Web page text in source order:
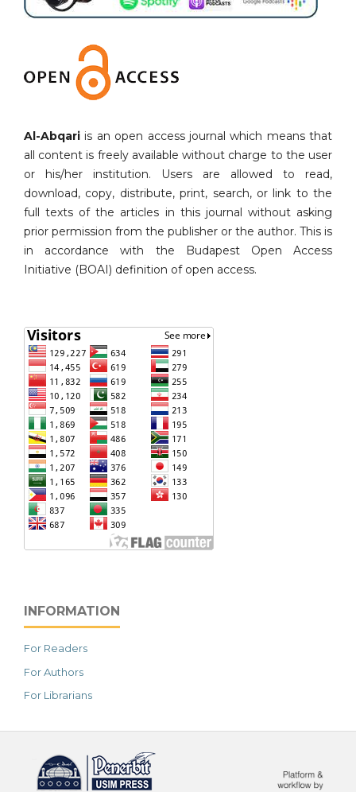
Al-Abqari is an open access journal which means that
all content is freely available without charge to the user
or his/her institution. Users are allowed to read,
download, copy, distribute, print, search, or link to the
full texts of the articles in this journal without asking
prior permission from the publisher or the author. This is
in accordance with the Budapest Open Access
Initiative (BOAI) definition of open access.
INFORMATION
For Readers
For Authors
For Librarians